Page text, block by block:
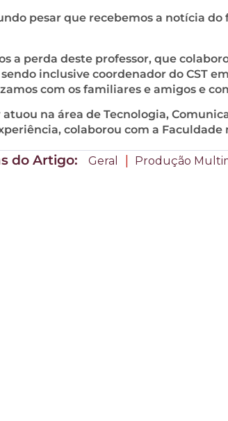
pesar que recebemos a notícia
a perda deste professor, que
inclusive coordenador do CST
com os familiares e amigos e
atuou na área de Tecnologia,
colaborou com a
do Artigo: Geral | Produção